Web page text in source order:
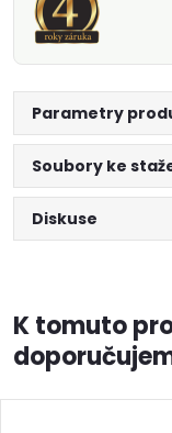
Parametry
Soubory ke
Diskuse
K tomuto